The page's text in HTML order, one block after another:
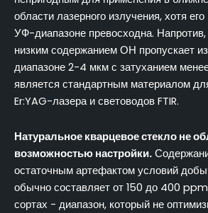
области лазерного излучения, хотя
УФ-диапазоне превосходна.
низким содержанием ОН пропускает
диапазоне 2-4 мкм с затуханием
является стандартным материалом
Er:YAG-лазера и световодов FTIR.
Натуральное кварцевое стекло не
возможностью настройки.
остаточным артефактом условий
обычно составляет от 150 до 400
сортах - диапазон, который не